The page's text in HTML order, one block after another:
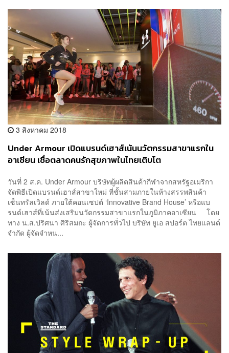
3 สิงหาคม 2018
Under Armour เปิดแบรนด์เฮาส์เน้นนวัตกรรมสาขาแรกใน
อาเซียน เชื่อตลาดคนรักสุขภาพในไทยเติบโต
วันที่ 2 ส.ค. Under Armour บริษัทผู้ผลิตสินค้ากีฬาจากสหรัฐอเมริกา
จัดพิธีเปิดแบรนด์เฮาส์สาขาใหม่ ที่ชั้นสามภายในห้างสรรพสินค้า
เซ็นทรัลเวิลด์ ภายใต้คอนเซปต์ ‘Innovative Brand House’ หรือแบ
รนด์เฮาส์ที่เน้นส่งเสริมนวัตกรรมสาขาแรกในภูมิภาคอาเซียน โดย
ทาง น.ส.ปริศนา ศิริสมถะ ผู้จัดการทั่วไป บริษัท ยูเอ สปอร์ต ไทยแลนด์
จำกัด ผู้จัดจำหน...